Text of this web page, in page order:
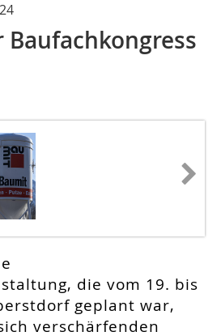
Baufachkongress
die vom 19. bis
geplant war,
verschärfenden